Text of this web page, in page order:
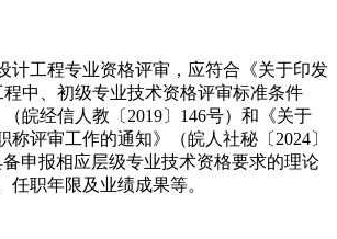
计工程专业资格评审，应符合《关于印发
中、初级专业技术资格评审标准条件
（皖经信人教〔2019〕146号）和《关于
称评审工作的通知》（皖人社秘〔2024〕
申报相应层级专业技术资格要求的理论
任职年限及业绩成果等。